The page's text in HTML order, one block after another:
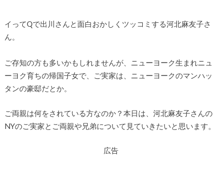
イってQで出川さんと面白おかしくツッコミする河北麻友子さ
ん。
ご存知の方も多いかもしれませんが、ニューヨーク生まれニュ
ーヨク育ちの帰国子女で、ご実家は、ニューヨークのマンハッ
タンの豪邸だとか。
ご両親は何をされている方なのか？本日は、河北麻友子さんの
NYのご実家とご両親や兄弟について見ていきたいと思います。
広告